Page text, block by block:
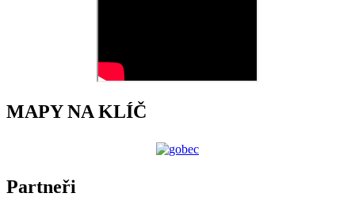
MAPY NA KLÍČ
Partneři